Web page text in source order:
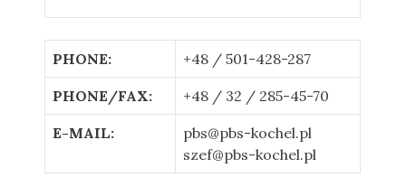
PHONE: +48 / 501-428-287
PHONE/FAX: +48 / 32 / 285-45-70
E-MAIL:
pbs@pbs-kochel.pl
szef@pbs-kochel.pl